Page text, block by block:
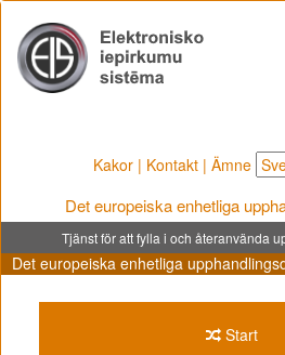
Kakor | Kontakt | Ämne
Det europeiska enhetliga
Tjänst för att fylla i och återanvända
Det europeiska enhetliga
Start